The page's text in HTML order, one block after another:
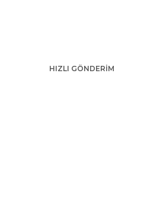
HIZLI GÖNDERİM